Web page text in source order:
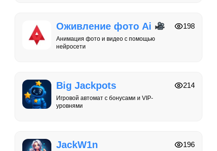
Оживление фото Ai
Анимация фото и видео с помощью
нейросети
198
Big Jackpots
Игровой автомат с бонусами и VIP-
уровнями
214
JackW1n 196